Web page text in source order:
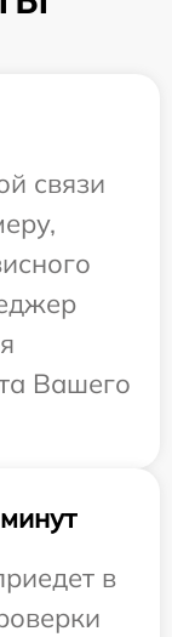
связи
Вашего
в